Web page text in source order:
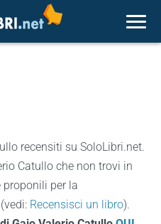
recensiti su SoloLibri.net.
Catullo che non trovi in
proponili per la
Recensisci un libro).